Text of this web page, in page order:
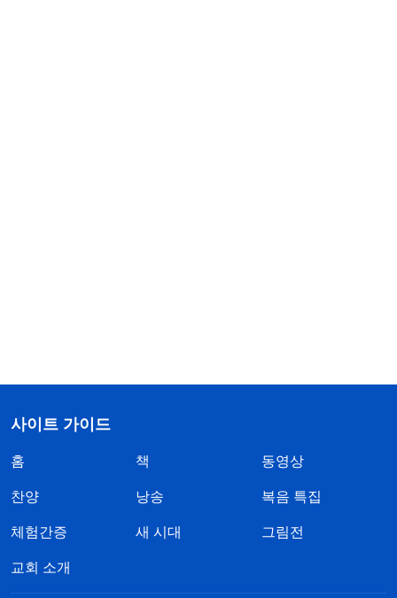
사이트 가이드
홈 책 동영상
찬양 낭송 복음 특집
체험간증 새 시대 그림전
교회 소개